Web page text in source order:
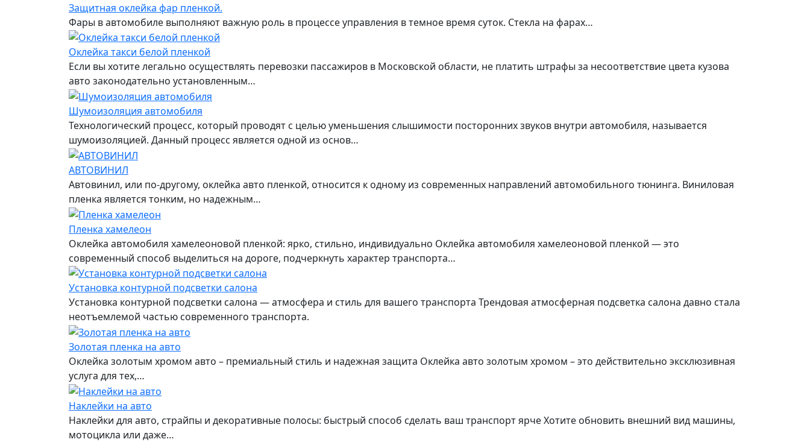
Защитная оклейка фар пленкой.
Фары в автомобиле выполняют важную роль в процессе управления в темное время суток. Стекла на фарах…
Оклейка такси белой пленкой
Если вы хотите легально осуществлять перевозки пассажиров в Московской области, не платить штрафы за несоответствие цвета кузова
авто законодательно установленным…
Шумоизоляция автомобиля
Технологический процесс, который проводят с целью уменьшения слышимости посторонних звуков внутри автомобиля, называется
шумоизоляцией. Данный процесс является одной из основ…
АВТОВИНИЛ
Автовинил, или по-другому, оклейка авто пленкой, относится к одному из современных направлений автомобильного тюнинга. Виниловая
пленка является тонким, но надежным…
Пленка хамелеон
Оклейка автомобиля хамелеоновой пленкой: ярко, стильно, индивидуально Оклейка автомобиля хамелеоновой пленкой — это
современный способ выделиться на дороге, подчеркнуть характер транспорта…
Установка контурной подсветки салона
Установка контурной подсветки салона — атмосфера и стиль для вашего транспорта Трендовая атмосферная подсветка салона давно стала
неотъемлемой частью современного транспорта.
Золотая пленка на авто
Оклейка золотым хромом авто – премиальный стиль и надежная защита Оклейка авто золотым хромом – это действительно эксклюзивная
услуга для тех,…
Наклейки на авто
Наклейки для авто, страйпы и декоративные полосы: быстрый способ сделать ваш транспорт ярче Хотите обновить внешний вид машины,
мотоцикла или даже…